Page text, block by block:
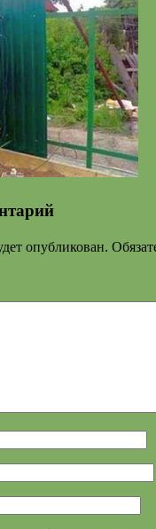
опубликован.